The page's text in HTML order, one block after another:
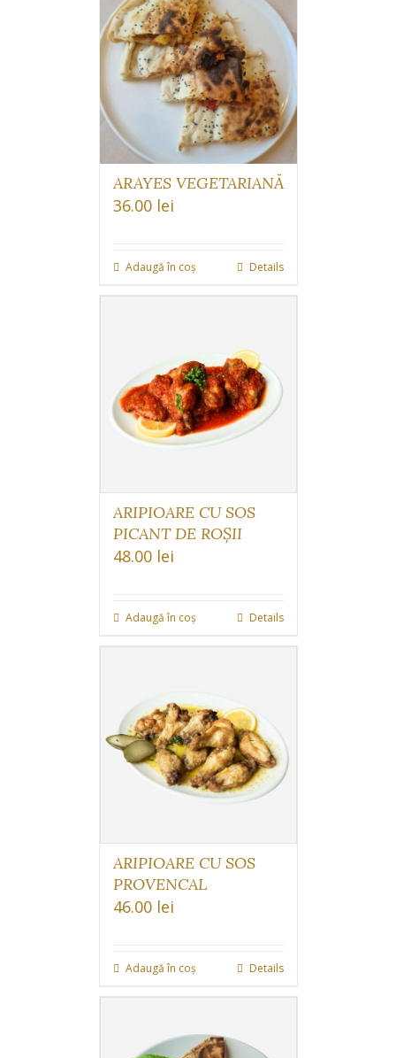
ARAYES VEGETARIANĂ
36.00 lei
Adaugă în coș Details
ARIPIOARE CU SOS
PICANT DE ROȘII
48.00 lei
Adaugă în coș Details
ARIPIOARE CU SOS
PROVENCAL
46.00 lei
Adaugă în coș Details